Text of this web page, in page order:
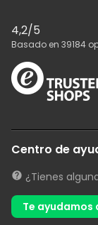
4,2/5
Basado en 39184
Centro de
¿Tienes
Te ayudamos